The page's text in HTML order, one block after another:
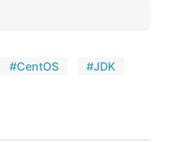
#CentOS
#JDK